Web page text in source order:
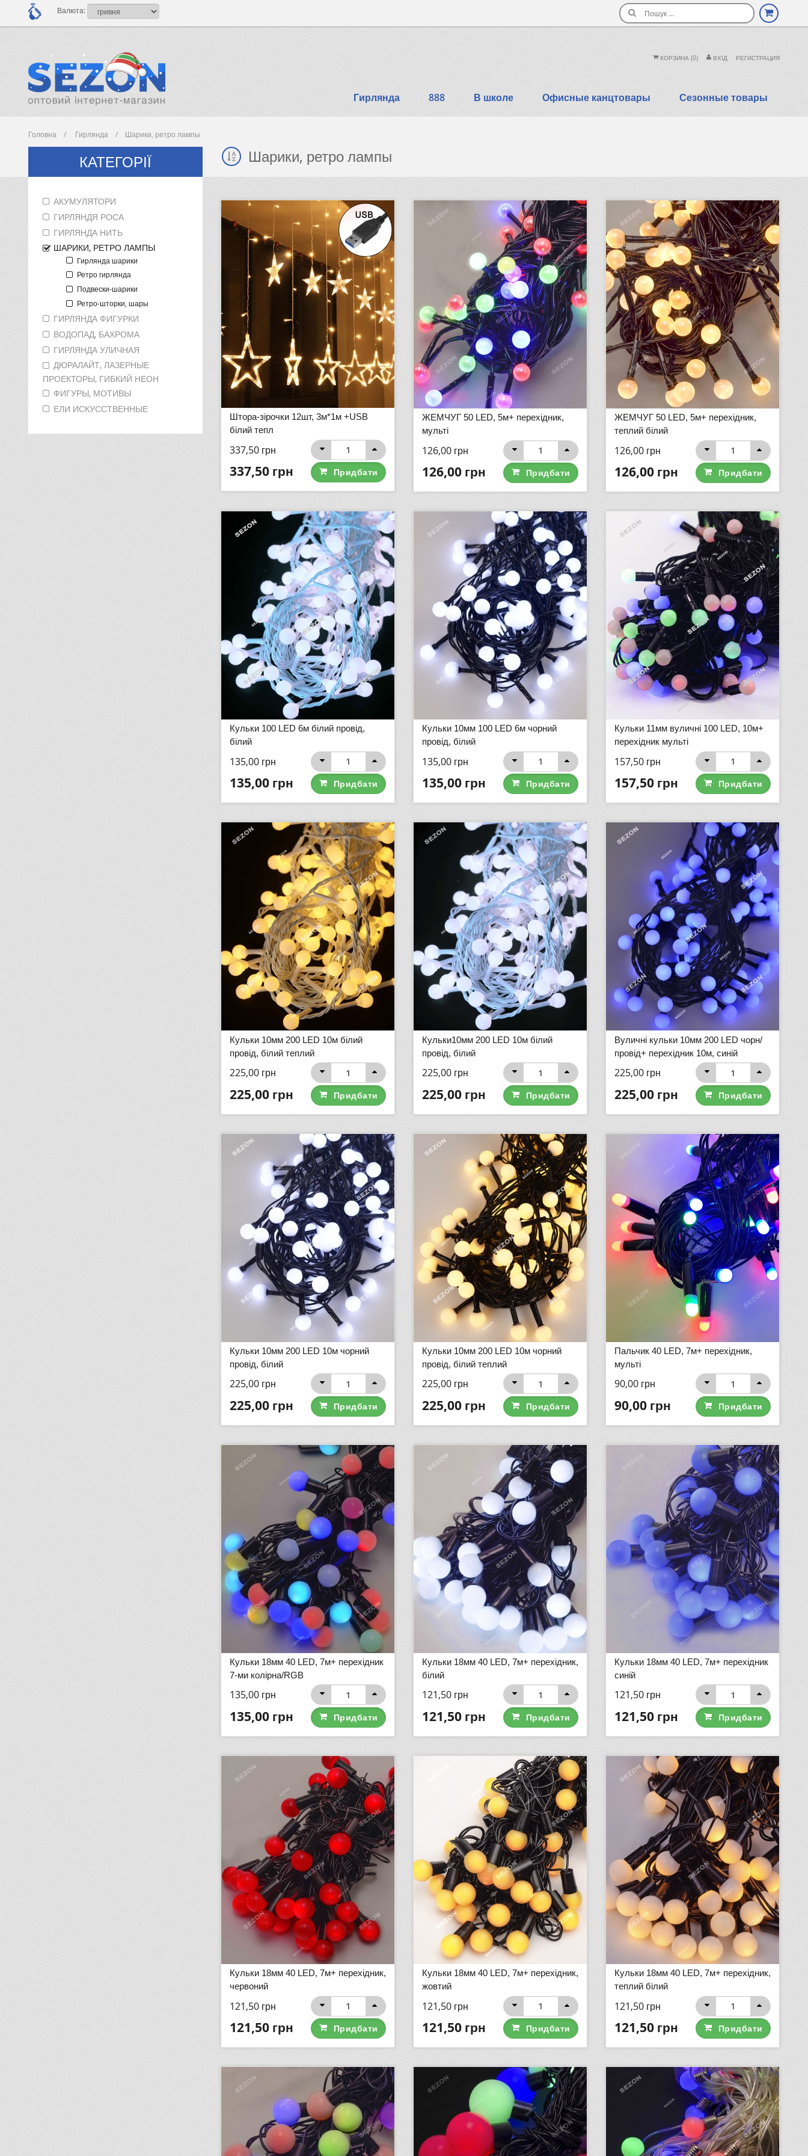
Валюта: Поиск
КОРЗИНА (0) ВХIД РЕГИСТРАЦИЯ
Гирлянда 888 В школе Офисные канцтовары Сезонные товары
Головна Гирлянда Шарики, ретро лампы
КАТЕГОРІЇ
АКУМУЛЯТОРИ
ГИРЛЯНДЯ РОСА
ГИРЛЯНДА НИТЬ
ШАРИКИ, РЕТРО ЛАМПЫ
Гирлянда шарики
Ретро гирлянда
Подвески-шарики
Ретро-шторки, шары
ГИРЛЯНДА ФИГУРКИ
ВОДОПАД, БАХРОМА
ГИРЛЯНДА УЛИЧНАЯ
ДЮРАЛАЙТ, ЛАЗЕРНЫЕ
ПРОЕКТОРЫ, ГИБКИЙ НЕОН
ФИГУРЫ, МОТИВЫ
ЕЛИ ИСКУССТВЕННЫЕ
Шарики, ретро лампы
Штора-зірочки 12шт, 3м*1м +USB
білий тепл
337,50 грн
337,50 грн Придбати
ЖЕМЧУГ 50 LED, 5м+ перехідник,
мульті
126,00 грн
126,00 грн Придбати
ЖЕМЧУГ 50 LED, 5м+ перехідник,
теплий білий
126,00 грн
126,00 грн Придбати
Кульки 100 LED 6м білий провід,
білий
135,00 грн
135,00 грн Придбати
Кульки 10мм 100 LED 6м чорний
провід, білий
135,00 грн
135,00 грн Придбати
Кульки 11мм вуличні 100 LED, 10м+
перехідник мульті
157,50 грн
157,50 грн Придбати
Кульки 10мм 200 LED 10м білий
провід, білий теплий
225,00 грн
225,00 грн Придбати
Кульки10мм 200 LED 10м білий
провід, білий
225,00 грн
225,00 грн Придбати
Вуличні кульки 10мм 200 LED чорн/
провід+ перехідник 10м, синій
225,00 грн
225,00 грн Придбати
Кульки 10мм 200 LED 10м чорний
провід, білий
225,00 грн
225,00 грн Придбати
Кульки 10мм 200 LED 10м чорний
провід, білий теплий
225,00 грн
225,00 грн Придбати
Пальчик 40 LED, 7м+ перехідник,
мульті
90,00 грн
90,00 грн Придбати
Кульки 18мм 40 LED, 7м+ перехідник
7-ми колірна/RGB
135,00 грн
135,00 грн Придбати
Кульки 18мм 40 LED, 7м+ перехідник,
білий
121,50 грн
121,50 грн Придбати
Кульки 18мм 40 LED, 7м+ перехідник
синій
121,50 грн
121,50 грн Придбати
Кульки 18мм 40 LED, 7м+ перехідник,
червоний
121,50 грн
121,50 грн Придбати
Кульки 18мм 40 LED, 7м+ перехідник,
жовтий
121,50 грн
121,50 грн Придбати
Кульки 18мм 40 LED, 7м+ перехідник,
теплий білий
121,50 грн
121,50 грн Придбати